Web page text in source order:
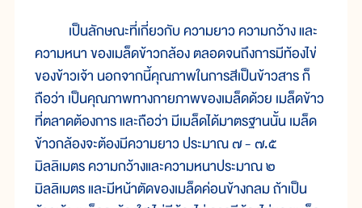
เป็นลักษณะที่เกี่ยวกับ ความยาว ความกว้าง และ
ความหนา ของเมล็ดข้าวกล้อง ตลอดจนถึงการมีท้องไข่
ของข้าวเจ้า นอกจากนี้คุณภาพในการสีเป็นข้าวสาร ก็
ถือว่า เป็นคุณภาพทางกายภาพของเมล็ดด้วย เมล็ดข้าว
ที่ตลาดต้องการ และถือว่า มีเมล็ดได้มาตรฐานนั้น เมล็ด
ข้าวกล้องจะต้องมีความยาว ประมาณ ๗ - ๗.๕
มิลลิเมตร ความกว้างและความหนาประมาณ ๒
มิลลิเมตร และมีหน้าตัดของเมล็ดค่อนข้างกลม ถ้าเป็น